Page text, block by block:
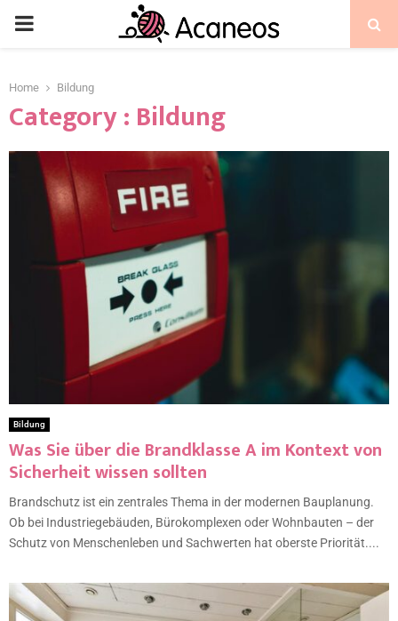
Home Bildung
Category : Bildung
Bildung
Was Sie über die Brandklasse A im Kontext von
Sicherheit wissen sollten
Brandschutz ist ein zentrales Thema in der modernen Bauplanung.
Ob bei Industriegebäuden, Bürokomplexen oder Wohnbauten – der
Schutz von Menschenleben und Sachwerten hat oberste Priorität....